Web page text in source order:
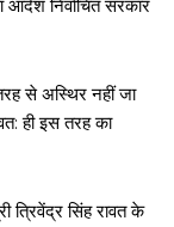
निर्वाचित सरकार
से अस्थिर नहीं जा
ही इस तरह का
त्रिवेंद्र सिंह रावत के